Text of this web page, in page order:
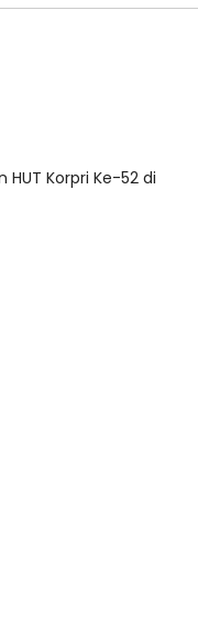
HUT Korpri Ke-52 di